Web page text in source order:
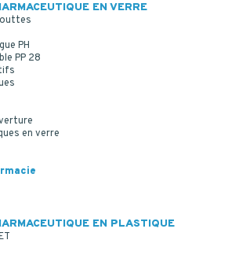
PE BLANC DIN 18 Joint TS
EN VERRE
PH
PP 28
en verre
EN PLASTIQUE